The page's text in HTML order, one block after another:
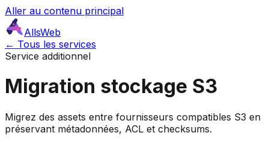
Aller au contenu principal
AllsWeb
← Tous les services
Service additionnel
Migration stockage S3
Migrez des assets entre fournisseurs compatibles S3 en
préservant métadonnées, ACL et checksums.